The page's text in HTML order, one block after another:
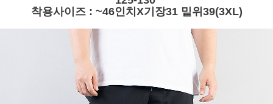
착용사이즈 : ~46인치X기장31 밑위39(3XL)